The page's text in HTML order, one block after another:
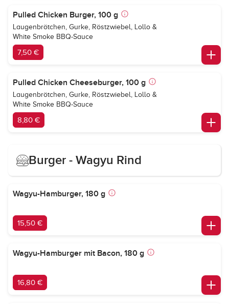
Pulled Chicken Burger, 100 g
Laugenbrötchen, Gurke, Röstzwiebel, Lollo &
White Smoke BBQ-Sauce
7,50 €
Pulled Chicken Cheeseburger, 100 g
Laugenbrötchen, Gurke, Röstzwiebel, Lollo &
White Smoke BBQ-Sauce
8,80 €
Burger - Wagyu Rind
Wagyu-Hamburger, 180 g
15,50 €
Wagyu-Hamburger mit Bacon, 180 g
16,80 €